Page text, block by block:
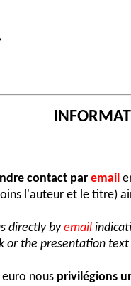
contact par email
l'auteur et le titre)
directly byemail
or the presentation
euro nous privilégions